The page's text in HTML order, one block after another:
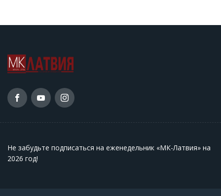
Не забудьте подписаться на еженедельник «МК-Латвия» на
2026 год!